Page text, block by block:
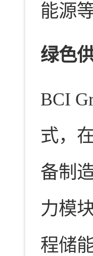
能源
绿色
BCI
式，
备制
力模
程储